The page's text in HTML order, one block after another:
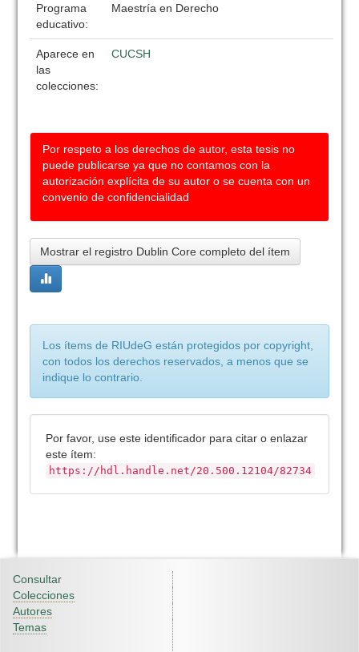
Programa
educativo:
Maestría en Derecho
Aparece en
las
colecciones:
CUCSH
Por respeto a los derechos de autor, esta tesis no
puede publicarse ya que no contamos con la
autorización explícita de su autor o se cuenta con un
convenio de confidencialidad
Mostrar el registro Dublin Core completo del ítem
Los ítems de RIUdeG están protegidos por copyright,
con todos los derechos reservados, a menos que se
indique lo contrario.
Por favor, use este identificador para citar o enlazar
este ítem:
https://hdl.handle.net/20.500.12104/82734
Consultar
Colecciones
Autores
Temas